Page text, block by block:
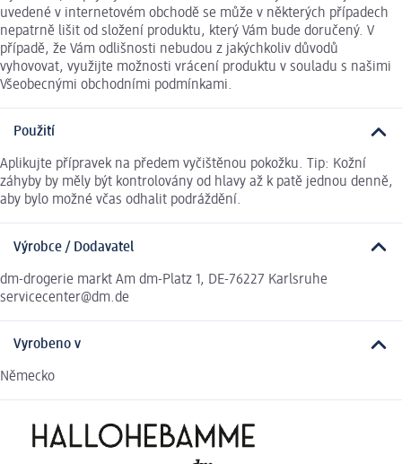
uvedené v internetovém obchodě se může v některých případech
nepatrně lišit od složení produktu, který Vám bude doručený. V
případě, že Vám odlišnosti nebudou z jakýchkoliv důvodů
vyhovovat, využijte možnosti vrácení produktu v souladu s našimi
Všeobecnými obchodními podmínkami.
Použití
Aplikujte přípravek na předem vyčištěnou pokožku. Tip: Kožní
záhyby by měly být kontrolovány od hlavy až k patě jednou denně,
aby bylo možné včas odhalit podráždění.
Výrobce / Dodavatel
dm-drogerie markt Am dm-Platz 1, DE-76227 Karlsruhe
servicecenter@dm.de
Vyrobeno v
Německo